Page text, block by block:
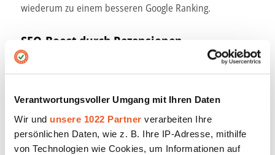
Verantwortungsvoller Umgang mit Ihren Daten
Wir und unsere 1022 Partner verarbeiten Ihre
persönlichen Daten, wie z. B. Ihre IP-Adresse, mithilfe
von Technologien wie Cookies, um Informationen auf
wiederum zu einem besseren Google Ranking.
SEO-Boost durch Rezensionen
Eine Rezension wird noch wertvoller für ein
enthält. Denn der so stattfindende regelmäßige
Erstellen von relevantem, frischem User Generated
Content können zu einer höheren Position bei den